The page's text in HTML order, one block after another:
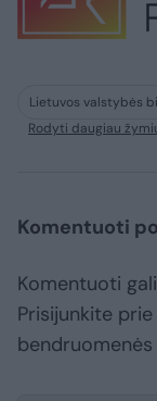
Lietuvos valstybės
Rodyti daugiau
Komentuoti
Komentuoti
Prisijunkite